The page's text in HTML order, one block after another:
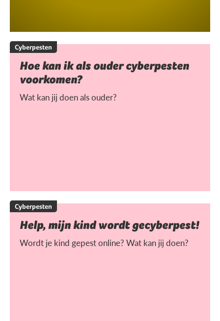
Cyberpesten
Hoe kan ik als ouder cyberpesten
voorkomen?
Wat kan jij doen als ouder?
Cyberpesten
Help, mijn kind wordt gecyberpest!
Wordt je kind gepest online? Wat kan jij doen?